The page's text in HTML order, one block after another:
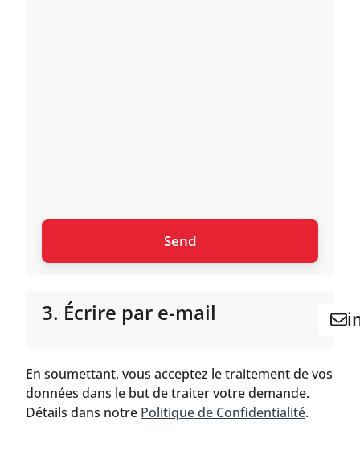
3. Écrire par e-mail
En soumettant, vous acceptez le traitement de vos
données dans le but de traiter votre demande.
Détails dans notre Politique de Confidentialité.